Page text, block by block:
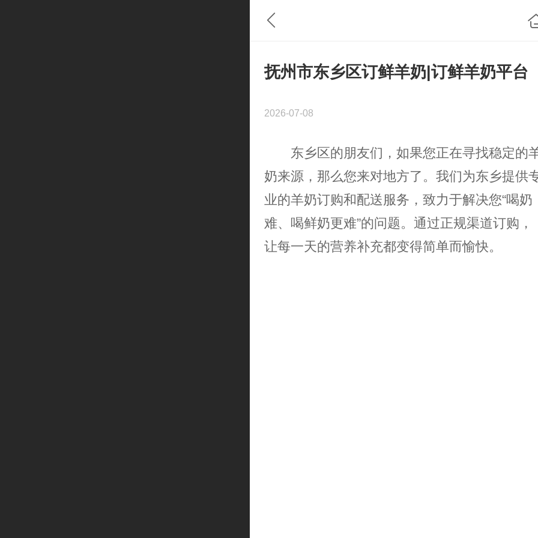
抚州市东乡区订鲜羊奶|订鲜羊奶平台
2026-07-08
东乡区的朋友们，如果您正在寻找稳定的
奶来源，那么您来对地方了。我们为东乡提供
业的羊奶订购和配送服务，致力于解决您“喝奶
难、喝鲜奶更难”的问题。通过正规渠道订购，
让每一天的营养补充都变得简单而愉快。